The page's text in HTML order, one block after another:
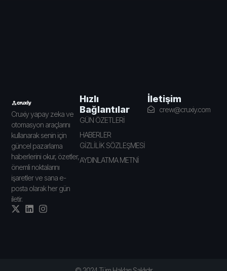
Cruxiy yapay zeka ve
otomasyon araçlarını
kullanarak senin için
güncel pazarlama
haberlerini okur, özetler,
önemli noktalarını
işaretler ve sana e-
posta olarak her gün
iletir.
Hızlı
Bağlantılar
GÜN ÖZETLERİ
HABERLER
GİZLİLİK SÖZLEŞMESİ
AYDINLATMA METNİ
İletişim
crew@cruxiy.com